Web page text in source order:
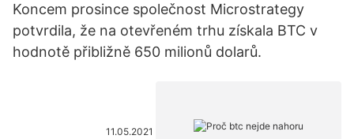
Koncem prosince společnost Microstrategy
potvrdila, že na otevřeném trhu získala BTC v
hodnotě přibližně 650 milionů dolarů.
11.05.2021